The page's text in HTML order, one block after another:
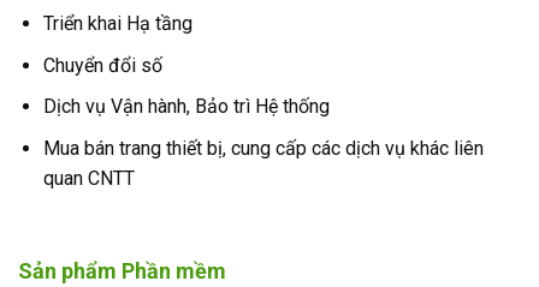
Triển khai Hạ tầng
Chuyển đổi số
Dịch vụ Vận hành, Bảo trì Hệ thống
Mua bán trang thiết bị, cung cấp các dịch vụ khác liên
quan CNTT
Sản phẩm Phần mềm